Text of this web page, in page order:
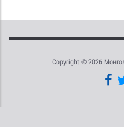
Copyright © 2026